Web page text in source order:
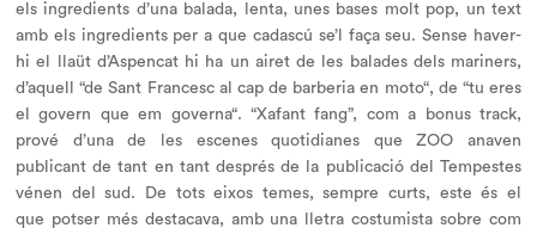
els ingredients d’una balada, lenta, unes bases molt pop, un text
amb els ingredients per a que cadascú se’l faça seu. Sense haver-
hi el llaüt d’Aspencat hi ha un airet de les balades dels mariners,
d’aquell “de Sant Francesc al cap de barberia en moto“, de “tu eres
el govern que em governa“. “Xafant fang”, com a bonus track,
prové d’una de les escenes quotidianes que ZOO anaven
publicant de tant en tant després de la publicació del Tempestes
vénen del sud . De tots eixos temes, sempre curts, este és el
que potser més destacava, amb una lletra costumista sobre com